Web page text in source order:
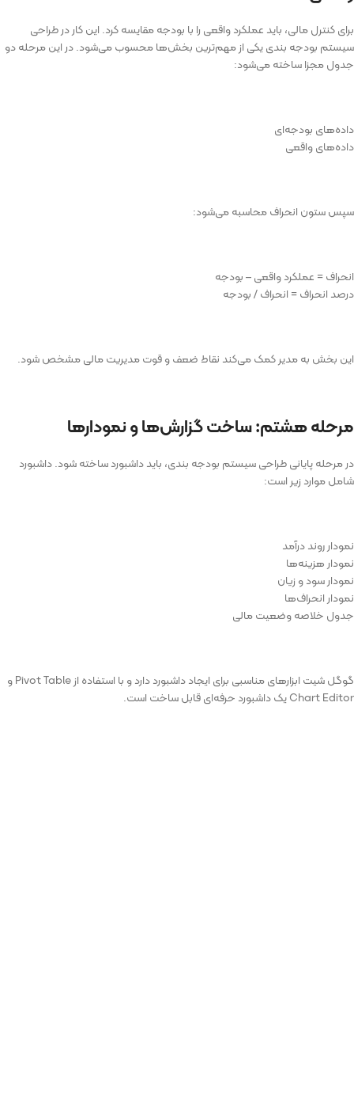
برای کنترل مالی، باید عملکرد واقعی را با بودجه مقایسه کرد. این کار در طراحی
سیستم بودجه بندی یکی از مهم‌ترین بخش‌ها محسوب می‌شود. در این مرحله دو
جدول مجزا ساخته می‌شود:
داده‌های بودجه‌ای
داده‌های واقعی
سپس ستون انحراف محاسبه می‌شود:
انحراف = عملکرد واقعی – بودجه
درصد انحراف = انحراف / بودجه
این بخش به مدیر کمک می‌کند نقاط ضعف و قوت مدیریت مالی مشخص شود.
مرحله هشتم: ساخت گزارش‌ها و نمودارها
در مرحله پایانی طراحی سیستم بودجه بندی، باید داشبورد ساخته شود. داشبورد
شامل موارد زیر است:
نمودار روند درآمد
نمودار هزینه‌ها
نمودار سود و زیان
نمودار انحراف‌ها
جدول خلاصه وضعیت مالی
گوگل شیت ابزارهای مناسبی برای ایجاد داشبورد دارد و با استفاده از Pivot Table و
Chart Editor یک داشبورد حرفه‌ای قابل ساخت است.